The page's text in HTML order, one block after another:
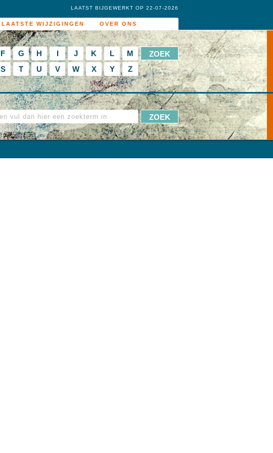
LAATSTE WIJZIGINGEN OVER ONS
LAATST BIJGEWERKT OP 22-07-2026
F G H I J K L
M
S T U V W X Y Z